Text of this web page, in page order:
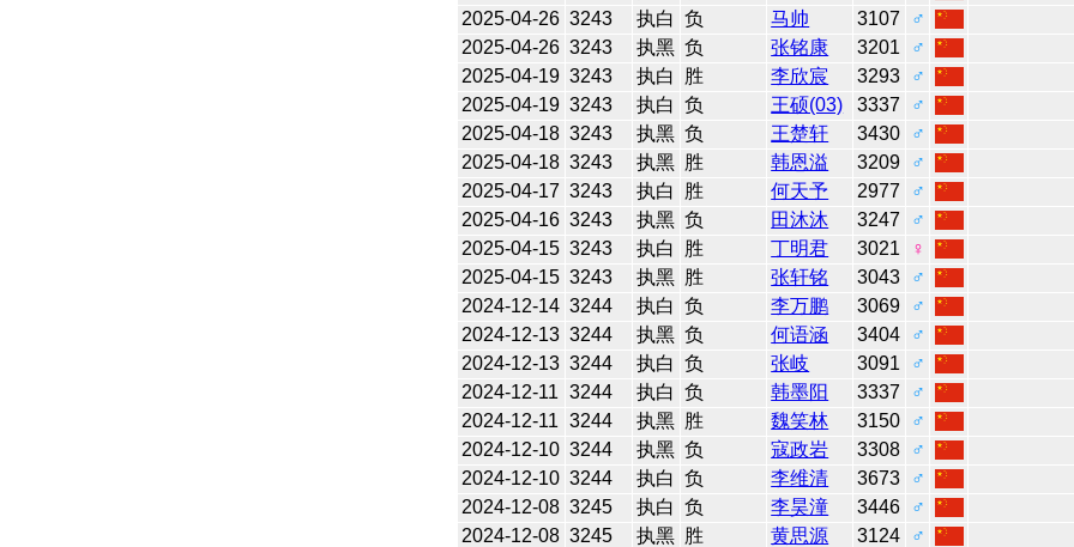
2025-04-26 3243 执白 负 马帅 3107
♂
2025-04-26 3243 执黑 负 张铭康 3201
♂
2025-04-19 3243 执白 胜 李欣宸 3293
♂
2025-04-19 3243 执白 负 王硕(03) 3337
♂
2025-04-18 3243 执黑 负 王楚轩 3430
♂
2025-04-18 3243 执黑 胜 韩恩溢 3209
♂
2025-04-17 3243 执白 胜 何天予 2977
♂
2025-04-16 3243 执黑 负 田沐沐 3247
♂
2025-04-15 3243 执白 胜 丁明君 3021
♀
2025-04-15 3243 执黑 胜 张轩铭 3043
♂
2024-12-14 3244 执白 负 李万鹏 3069
♂
2024-12-13 3244 执黑 负 何语涵 3404
♂
2024-12-13 3244 执白 负 张岐 3091
♂
2024-12-11 3244 执白 负 韩墨阳 3337
♂
2024-12-11 3244 执黑 胜 魏笑林 3150
♂
2024-12-10 3244 执黑 负 寇政岩 3308
♂
2024-12-10 3244 执白 负 李维清 3673
♂
2024-12-08 3245 执白 负 李昊潼 3446
♂
2024-12-08 3245 执黑 胜 黄思源 3124
♂